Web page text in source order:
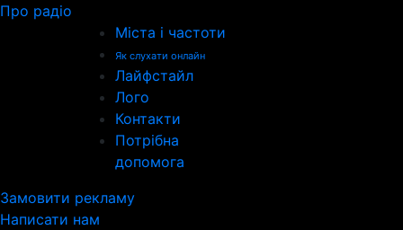
Про радіо
Міста і частоти
Як слухати онлайн
Лайфстайл
Лого
Контакти
Потрібна
допомога
Замовити рекламу
Написати нам